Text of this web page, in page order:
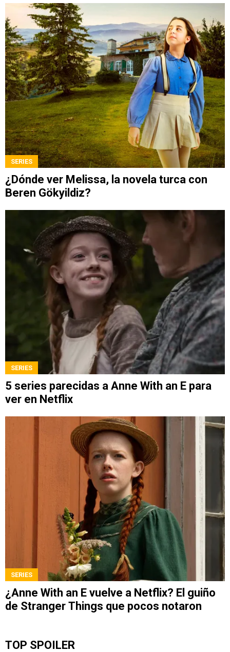
SERIES
¿Dónde ver Melissa, la novela turca con
Beren Gökyildiz?
SERIES
5 series parecidas a Anne With an E para
ver en Netflix
SERIES
¿Anne With an E vuelve a Netflix? El guiño
de Stranger Things que pocos notaron
TOP SPOILER